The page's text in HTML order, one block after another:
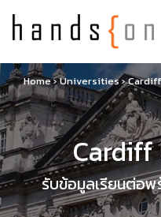
Home›Universities›
รับข้อมูลเรียนต่อ